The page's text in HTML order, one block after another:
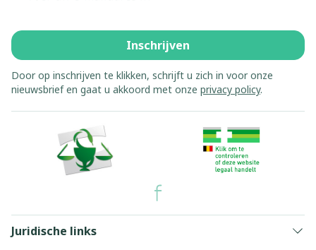
Inschrijven
Door op inschrijven te klikken, schrijft u zich in voor onze
nieuwsbrief en gaat u akkoord met onze privacy policy.
Juridische links